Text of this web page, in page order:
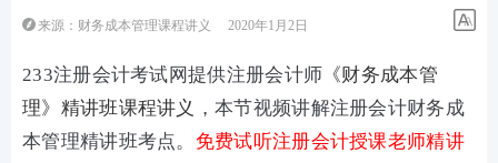
来源： 财务成本管理课程讲义 2020年1月2日
233注册会计考试网提供注册会计师 《财务成本管
理》精讲班课程讲义 ，本节视频讲解注册会计财务成
本管理精讲班考点。 免费试听注册会计授课老师精讲